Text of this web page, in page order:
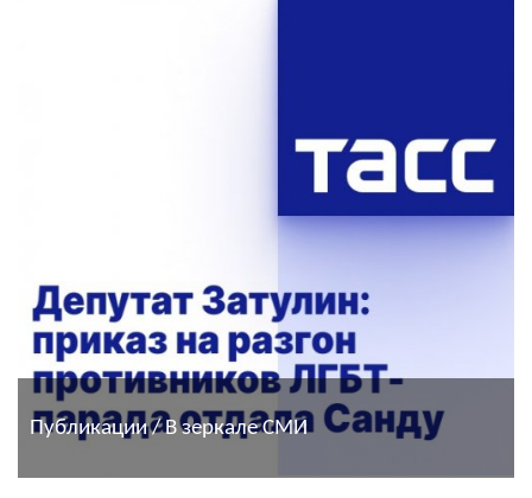
Публикации / В зеркале СМИ